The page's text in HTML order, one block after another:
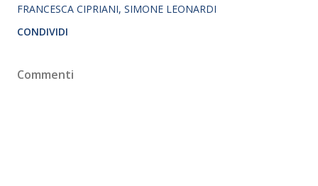
FRANCESCA CIPRIANI SIMONE LEONARDI
CONDIVIDI
Commenti